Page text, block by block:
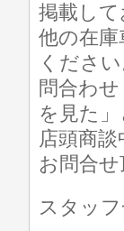
掲載して
他の在
ください
問合わ
を見た」
店頭商
お問合
スタッ